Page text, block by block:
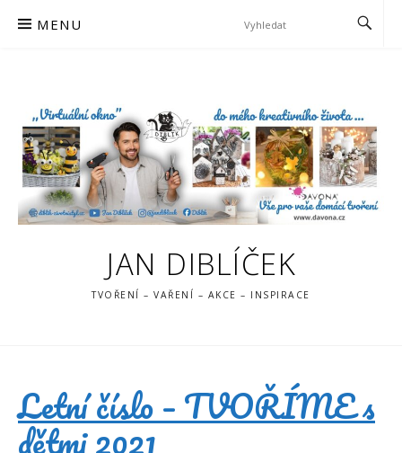
MENU
JAN DIBLÍČEK
TVOŘENÍ – VAŘENÍ – AKCE – INSPIRACE
Letní číslo – TVOŘÍME s
dětmi 2021